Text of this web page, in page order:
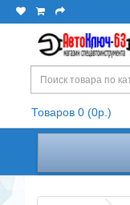
Товаров 0 (0р.)